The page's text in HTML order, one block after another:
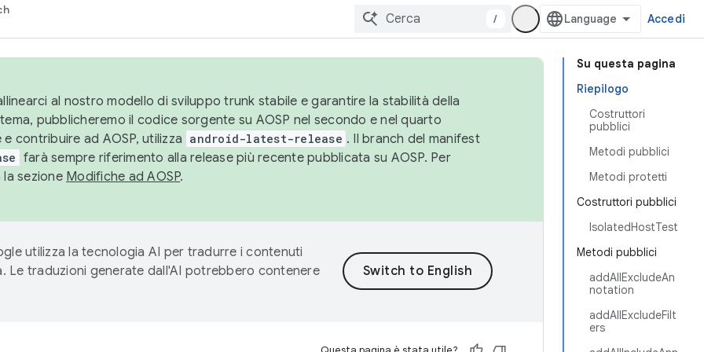
/ Accedi
Su questa pagina
Riepilogo
Costruttori
pubblici
Metodi pubblici
Metodi protetti
Costruttori pubblici
IsolatedHostTest
Metodi pubblici
addAllExcludeAn
notation
addAllExcludeFilt
ers
al nostro modello di sviluppo trunk stabile e garantire la stabilità della
pubblicheremo il codice sorgente su AOSP nel secondo e nel quarto
contribuire ad AOSP, utilizza android-latest-release . Il branch del manifest
farà sempre riferimento alla release più recente pubblicata su AOSP. Per
sezione Modifiche ad AOSP.
utilizza la tecnologia AI per tradurre i contenuti
Le traduzioni generate dall'AI potrebbero contenere